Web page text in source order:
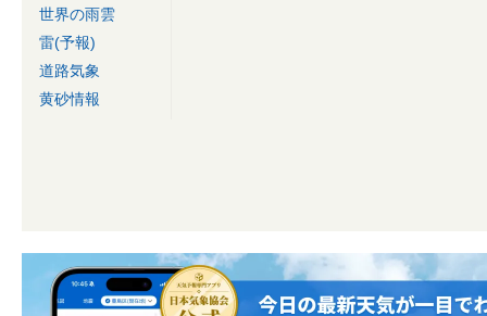
世界の雨雲
雷(予報)
道路気象
黄砂情報